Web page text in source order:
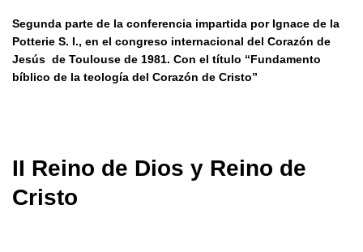
Segunda parte de la conferencia impartida por Ignace de la
Potterie S. I., en el congreso internacional del Corazón de
Jesús de Toulouse de 1981. Con el título “Fundamento
bíblico de la teología del Corazón de Cristo”
II Reino de Dios y Reino de
Cristo